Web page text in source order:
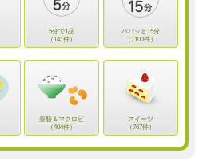
5分で1品
（141件）
パパッと15分
（1100件）
薬膳＆マクロビ
（404件）
スイーツ
（767件）